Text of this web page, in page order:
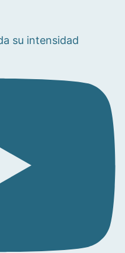
su intensidad